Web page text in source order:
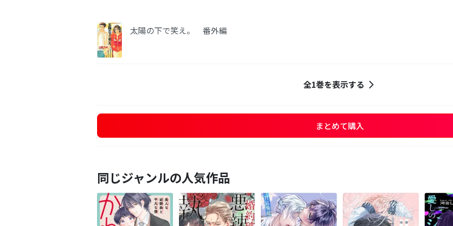
太陽の下で笑え。 番外編
全1巻を表示する
まとめて購入
同じジャンルの人気作品